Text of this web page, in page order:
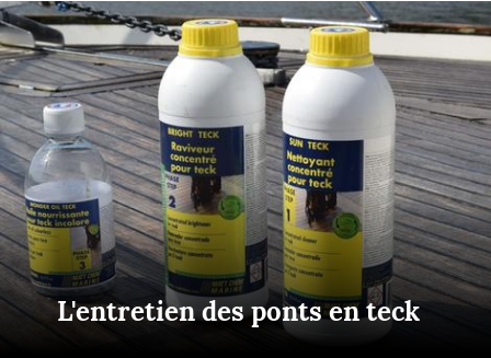
L'entretien des ponts en teck